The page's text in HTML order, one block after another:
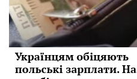
Українцям обіцяють
польські зарплати. На